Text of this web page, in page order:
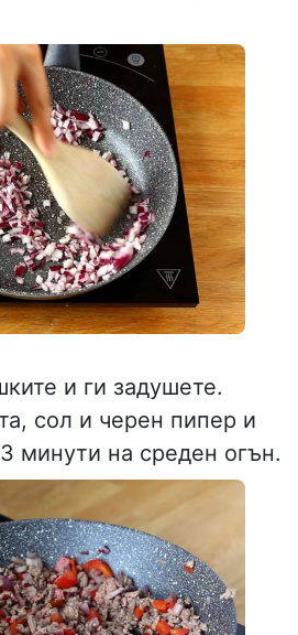
и ги задушете.
сол и черен пипер и
минути на среден огън.